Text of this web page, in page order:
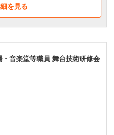
を見る
・音楽堂等職員 舞台技術研修会